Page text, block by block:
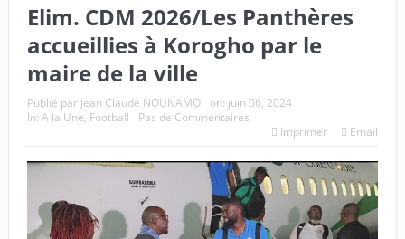
Elim. CDM 2026/Les Panthères
accueillies à Korogho par le
maire de la ville
Publié par Jean Claude NOUNAMO on: juin 06, 2024
In: A la Une, Football
Pas de Commentaires
Imprimer
Email